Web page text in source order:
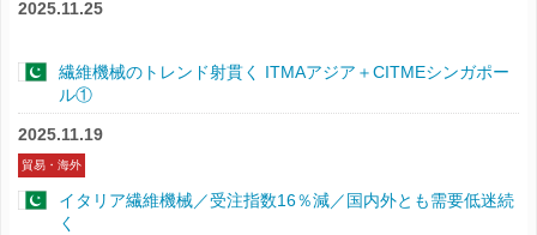
2025.11.25
繊維機械のトレンド射貫く ITMAアジア＋CITMEシンガポー
ル①
2025.11.19
貿易・海外
イタリア繊維機械／受注指数16％減／国内外とも需要低迷続
く